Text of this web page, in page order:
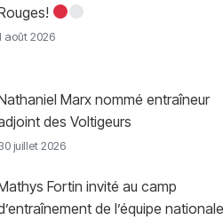
août 2026
Marx nommé entraîneur
des Voltigeurs
juillet 2026
Fortin invité au camp
de l’équipe nationale